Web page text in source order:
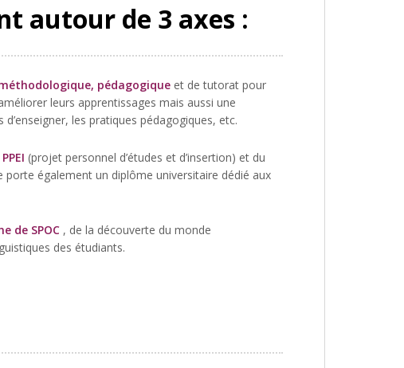
autour de 3 axes :
pédagogique et de tutorat pour
leurs apprentissages mais aussi une
les pratiques pédagogiques, etc.
PPEI (projet personnel d’études et d’insertion) et du
porte également un diplôme universitaire dédié aux
de SPOC , de la découverte du monde
des étudiants.